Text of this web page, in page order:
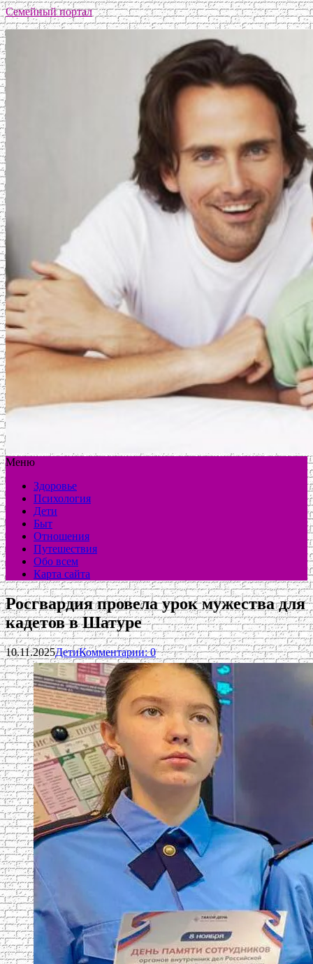
Семейный портал
Меню
Здоровье
Психология
Дети
Быт
Отношения
Путешествия
Обо всем
Карта сайта
Росгвардия провела урок мужества для
кадетов в Шатуре
10.11.2025ДетиКомментарии: 0